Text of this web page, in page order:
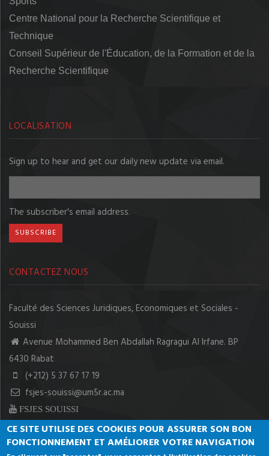
Centre National pour la Recherche Scientifique et
Technique
Conseil Supérieur de l'Éducation, de la Formation et de la
Recherche Scientifique
LOCALISATION
Sign up to hear and get our daily new update via email.
The subscriber's email address.
CONTACTEZ NOUS
Faculté des Sciences Juridiques, Economiques et Sociales -
Souissi
Avenue Mohammed Ben Abdallah Ragragui Al Irfane. BP
6430 Rabat
(+212) 5 37 67 17 19
fsjes-souissi@um5r.ac.ma
FSJES SOUISSI
CE SITE UTILISE DES COOKIES POUR ASSURER SON BON
FONCTIONNEMENT ET AMÉLIORER VOTRE NAVIGATION